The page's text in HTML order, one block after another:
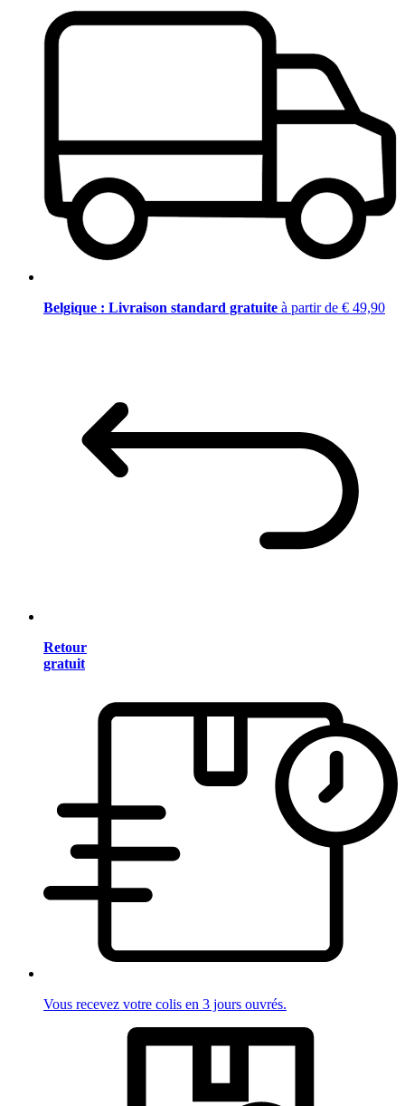
Belgique : Livraison standard gratuite à partir de € 49,90
Retour
gratuit
Vous recevez votre colis en 3 jours ouvrés.